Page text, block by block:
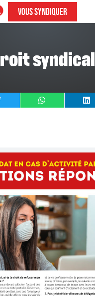
VOUS SYNDIQUER
Droit syndical